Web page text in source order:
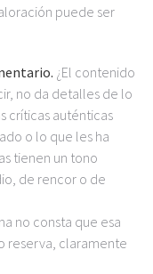
puede ser
¿El contenido
no da detalles de lo
críticas auténticas
o lo que les ha
tienen un tono
de rencor o de
no consta que esa
reserva, claramente